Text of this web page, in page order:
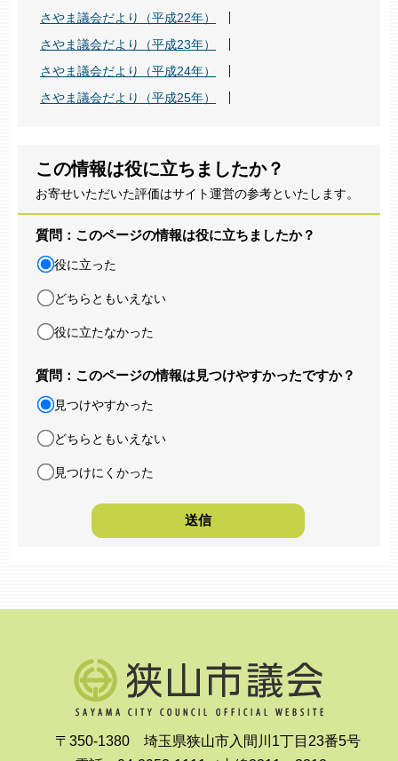
さやま議会だより（平成22年）
さやま議会だより（平成23年）
さやま議会だより（平成24年）
さやま議会だより（平成25年）
この情報は役に立ちましたか？
お寄せいただいた評価はサイト運営の参考といたします。
質問：このページの情報は役に立ちましたか？
役に立った
どちらともいえない
役に立たなかった
質問：このページの情報は見つけやすかったですか？
見つけやすかった
どちらともいえない
見つけにくかった
〒350-1380 埼玉県狭山市入間川1丁目23番5号